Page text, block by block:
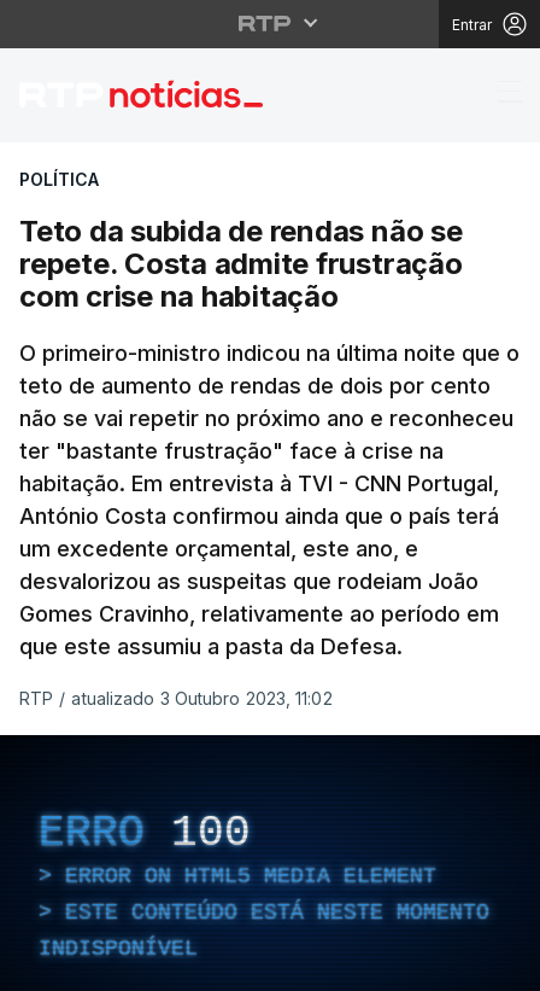
Entrar
Teto da subida de
POLÍTICA
Teto da subida de rendas não se
repete. Costa admite frustração
com crise na habitação
O primeiro-ministro indicou na última noite que o
teto de aumento de rendas de dois por cento
não se vai repetir no próximo ano e reconheceu
ter "bastante frustração" face à crise na
habitação. Em entrevista à TVI - CNN Portugal,
António Costa confirmou ainda que o país terá
um excedente orçamental, este ano, e
desvalorizou as suspeitas que rodeiam João
Gomes Cravinho, relativamente ao período em
que este assumiu a pasta da Defesa.
RTP / atualizado 3 Outubro 2023, 11:02
ERRO 100
ERROR ON HTML5 MEDIA ELEMENT
ESTE CONTEÚDO ESTÁ NESTE MOMENTO
INDISPONÍVEL